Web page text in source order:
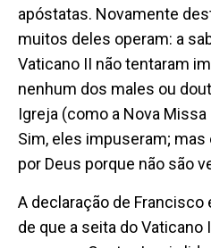
apóstatas. Novamente
muitos deles operam: a
Vaticano II não tentaram
nenhum dos males ou
Igreja (como a Nova
Sim, eles impuseram;
por Deus porque não são
A declaração de
de que a seita do Vaticano